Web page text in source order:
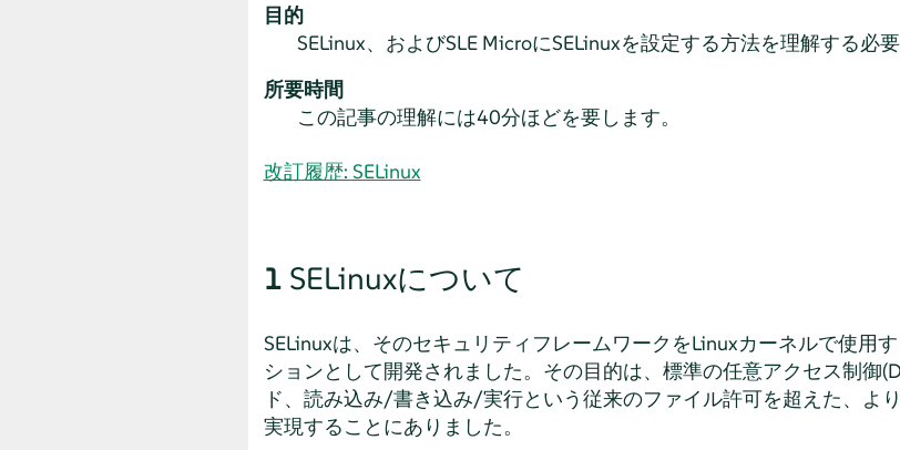
目的
SELinux、およびSLE MicroにSELinuxを設定する方法を理解する必要
所要時間
この記事の理解には40分ほどを要します。
改訂履歴: SELinux
1 SELinuxについて
SELinuxは、そのセキュリティフレームワークをLinuxカーネルで使用
ションとして開発されました。その目的は、標準の任意アクセス制御
ド、読み込み/書き込み/実行という従来のファイル許可を超えた、よ
実現することにありました。